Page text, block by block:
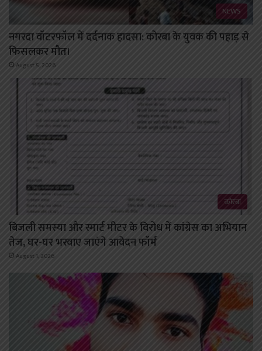
NEWS
नगरदा वॉटरफॉल में दर्दनाक हादसा: कोरबा के युवक की पहाड़ से
फिसलकर मौत।
August 5, 2026
कोरबा
बिजली समस्या और स्मार्ट मीटर के विरोध में कांग्रेस का अभियान
तेज, घर-घर भरवाए जाएंगे आवेदन फॉर्म
August 1, 2026